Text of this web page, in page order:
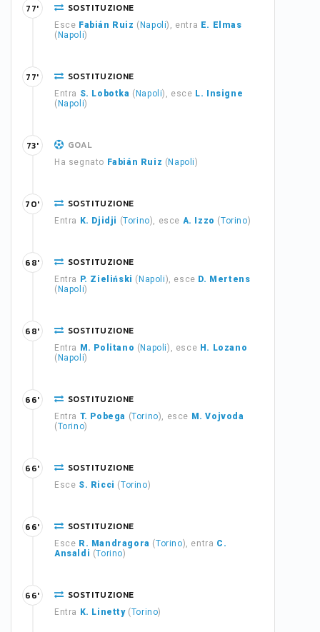
SOSTITUZIONE
Esce Fabián Ruiz ( Napoli), entra E. Elmas
( Napoli)
77'
SOSTITUZIONE
Entra S. Lobotka ( Napoli), esce L. Insigne
( Napoli)
77'
GOAL
Ha segnato Fabián Ruiz ( Napoli)
73'
SOSTITUZIONE
Entra K. Djidji (Torino), esce A. Izzo (Torino)
70'
SOSTITUZIONE
Entra P. Zieliński ( Napoli), esce D. Mertens
( Napoli)
68'
SOSTITUZIONE
Entra M. Politano ( Napoli), esce H. Lozano
( Napoli)
68'
SOSTITUZIONE
Entra T. Pobega (Torino), esce M. Vojvoda
(Torino)
66'
SOSTITUZIONE
Esce S. Ricci (Torino)
66'
SOSTITUZIONE
Esce R. Mandragora (Torino), entra C.
Ansaldi (Torino)
66'
SOSTITUZIONE
Entra K. Linetty(Torino)
66'